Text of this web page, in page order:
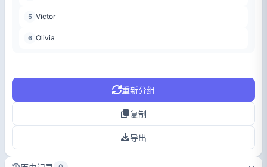
5 Victor
6 Olivia
重新分组
复制
导出